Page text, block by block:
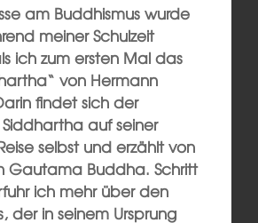
am Buddhismus wurde
meiner Schulzeit
ich zum ersten Mal das
von Hermann
findet sich der
auf seiner
selbst und erzählt von
Gautama Buddha. Schritt
ich mehr über den
der in seinem Ursprung